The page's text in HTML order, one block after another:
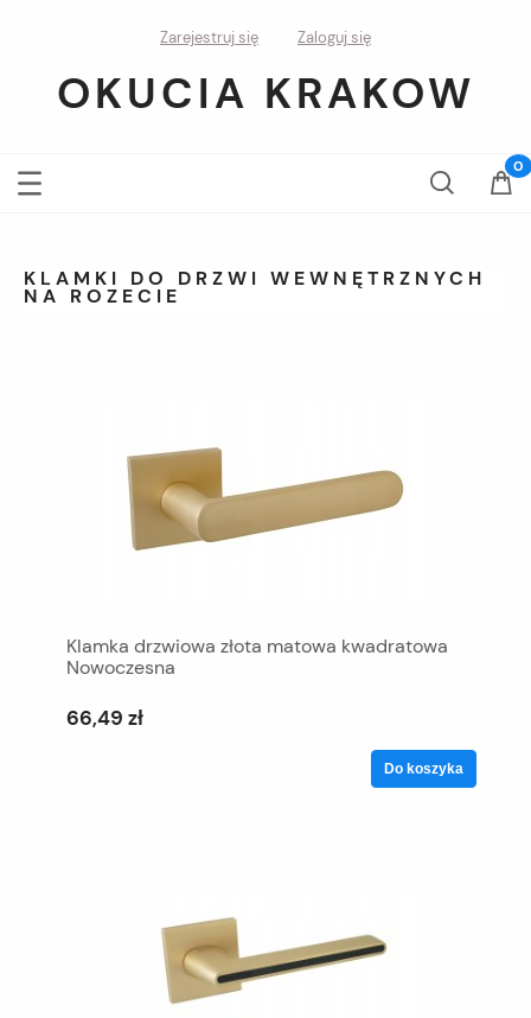
Zarejestruj się Zaloguj się
OKUCIA KRAKOW
KLAMKI DO DRZWI WEWNĘTRZNYCH
NA ROZECIE
Klamka drzwiowa złota matowa kwadratowa
Nowoczesna
66,49 zł
Do koszyka